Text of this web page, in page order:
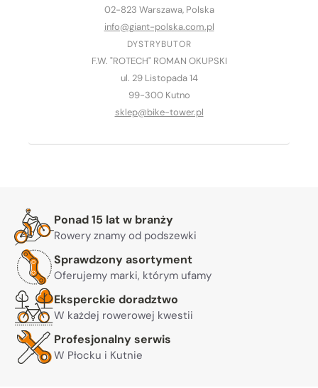
02-823 Warszawa, Polska
info@giant-polska.com.pl
DYSTRYBUTOR
F.W. "ROTECH" ROMAN OKUPSKI
ul. 29 Listopada 14
99-300 Kutno
sklep@bike-tower.pl
Warto nam zaufać
Ponad 15 lat w branży
Rowery znamy od podszewki
Sprawdzony asortyment
Oferujemy marki, którym ufamy
Eksperckie doradztwo
W każdej rowerowej kwestii
Profesjonalny serwis
W Płocku i Kutnie